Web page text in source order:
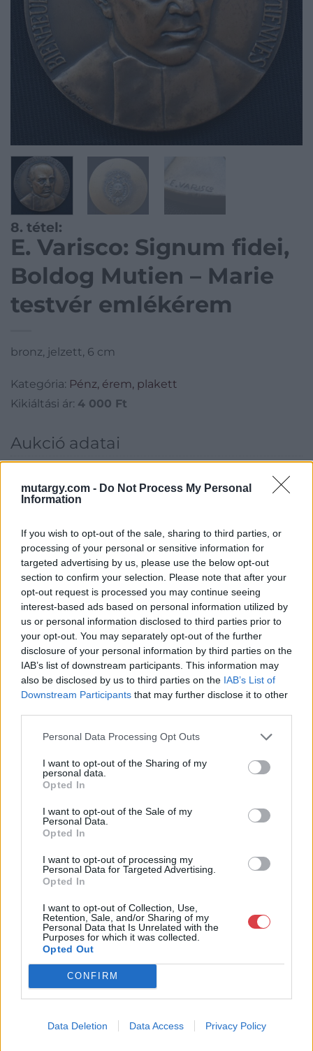
mutargy.com - Do Not Process My Personal
Information
If you wish to opt-out of the sale, sharing to third parties, or
processing of your personal or sensitive information for
targeted advertising by us, please use the below opt-out
section to confirm your selection. Please note that after your
opt-out request is processed you may continue seeing
interest-based ads based on personal information utilized by
us or personal information disclosed to third parties prior to
your opt-out. You may separately opt-out of the further
disclosure of your personal information by third parties on the
IAB’s list of downstream participants. This information may
also be disclosed by us to third parties on the IAB’s List of
Downstream Participants that may further disclose it to other
Personal Data Processing Opt Outs
I want to opt-out of the Sharing of my
personal data.
Opted In
I want to opt-out of the Sale of my
Personal Data.
Opted In
I want to opt-out of processing my
Personal Data for Targeted Advertising.
Opted In
I want to opt-out of Collection, Use,
Retention, Sale, and/or Sharing of my
Personal Data that Is Unrelated with the
Purposes for which it was collected.
Opted Out
CONFIRM
Data Deletion Data Access Privacy Policy
8. tétel:
E. Varisco: Signum fidei,
Boldog Mutien – Marie
testvér emlékérem
bronz, jelzett, 6 cm
Kategória: Pénz, érem, plakett
Kikiáltási ár: 4 000 Ft
Aukció adatai
Aukció dátuma: 2022.08.03
Aukció helye: II. Zsigmond tér 8.
Tételszám: 8
Eladó adatai
Eladó:Műgyűjtők Háza Kft.
Cím: Dudás Attila
Műgyűjtők Háza kft.
Budapest
1023.Bp. Zsigmond tér 11.
1023
Weboldal:
Bemutatkozás: 2013 nyarán nyitottuk meg Galériánkat
Budapesten, a II. kerületben. Célunk, hogy az eladók optimális
rendszeresen tudják gazdagítani gyűjteményüket változatos
kínálatunkból. Ezért is rendezünk minden második héten,
18.00 óráig várjuk szeretettel az érdeklődőket.
KAPCSOLÓDÓ MŰTÁRGYAK